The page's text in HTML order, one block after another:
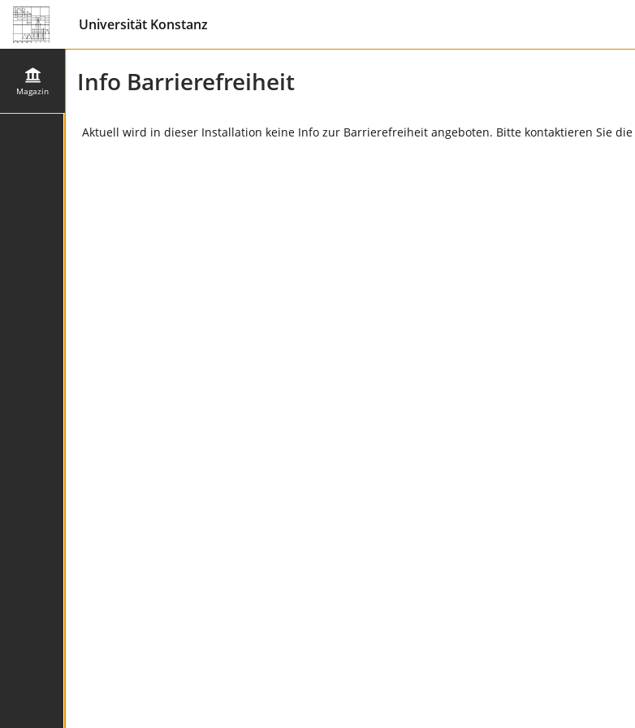
Universität Konstanz
Magazin Info Barrierefreiheit
Aktuell wird in dieser Installation keine Info zur Barrierefreiheit angeboten. Bitte kontaktieren Sie die